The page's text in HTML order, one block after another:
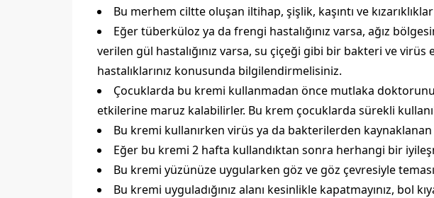
Bu merhem ciltte oluşan iltihap, şişlik, kaşıntı ve
Eğer tüberküloz ya da frengi hastalığınız varsa, ağız
verilen gül hastalığınız varsa, su çiçeği gibi bir bakteri ve
hastalıklarınız konusunda bilgilendirmelisiniz.
Çocuklarda bu kremi kullanmadan önce mutlaka
etkilerine maruz kalabilirler. Bu krem çocuklarda sürekli
Bu kremi kullanırken virüs ya da bakterilerden
Eğer bu kremi 2 hafta kullandıktan sonra herhangi bir
Bu kremi yüzünüze uygularken göz ve göz çevresiyle
Bu kremi uyguladığınız alanı kesinlikle kapatmayınız, bol